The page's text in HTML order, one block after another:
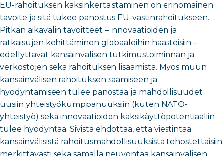
EU-rahoituksen kaksinkertaistaminen on erinomainen
tavoite ja sitä tukee panostus EU-vastinrahoitukseen.
Pitkän aikavälin tavoitteet – innovaatioiden ja
ratkaisujen kehittäminen globaaleihin haasteisiin –
edellyttävät kansainvälisen tutkimustoiminnan ja
verkostojen sekä rahoituksen lisäämistä. Myös muun
kansainvälisen rahoituksen saamiseen ja
hyödyntämiseen tulee panostaa ja mahdollisuudet
uusiin yhteistyökumppanuuksiin (kuten NATO-
yhteistyö) sekä innovaatioiden kaksikäyttöpotentiaaliin
tulee hyödyntää. Sivista ehdottaa, että viestintää
kansainvälisistä rahoitusmahdollisuuksista tehostettaisiin
merkittävästi sekä samalla neuvontaa kansainvälisen